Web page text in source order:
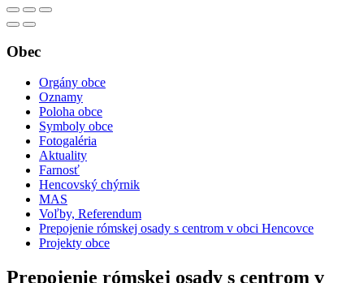
Obec
Orgány obce
Oznamy
Poloha obce
Symboly obce
Fotogaléria
Aktuality
Farnosť
Hencovský chýrnik
MAS
Voľby, Referendum
Prepojenie rómskej osady s centrom v obci Hencovce
Projekty obce
Prepojenie rómskej osady s centrom v